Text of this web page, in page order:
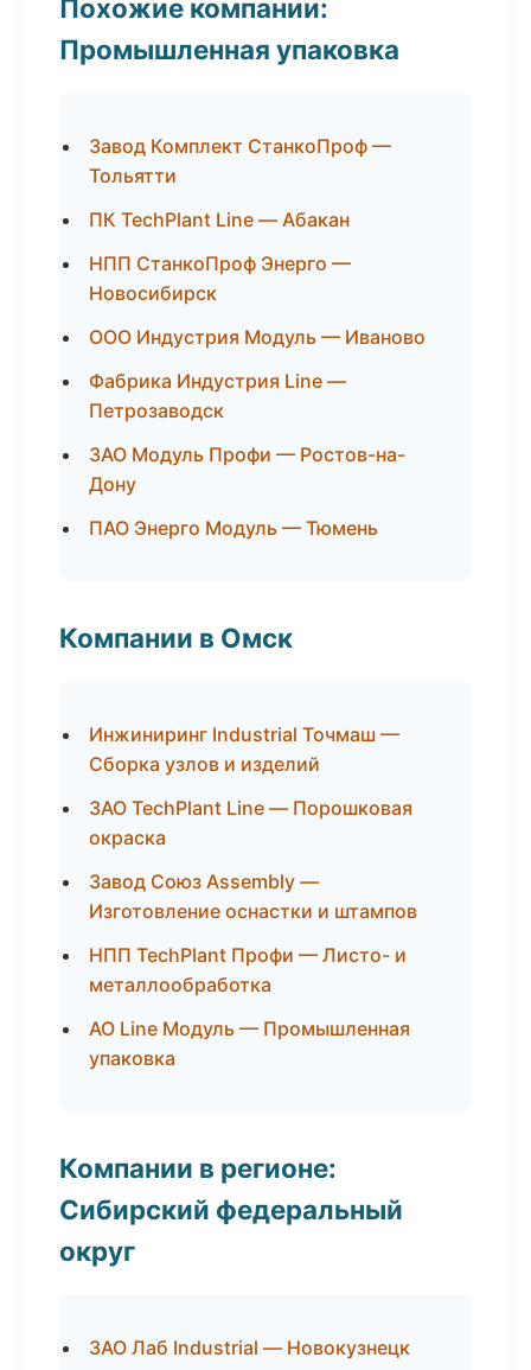
Похожие компании:
Промышленная упаковка
Завод Комплект СтанкоПроф —
Тольятти
ПК TechPlant Line — Абакан
НПП СтанкоПроф Энерго —
Новосибирск
ООО Индустрия Модуль — Иваново
Фабрика Индустрия Line —
Петрозаводск
ЗАО Модуль Профи — Ростов-на-
Дону
ПАО Энерго Модуль — Тюмень
Компании в Омск
Инжиниринг Industrial Точмаш —
Сборка узлов и изделий
ЗАО TechPlant Line — Порошковая
окраска
Завод Союз Assembly —
Изготовление оснастки и штампов
НПП TechPlant Профи — Листо- и
металлообработка
АО Line Модуль — Промышленная
упаковка
Компании в регионе:
Сибирский федеральный
округ
ЗАО Лаб Industrial — Новокузнецк